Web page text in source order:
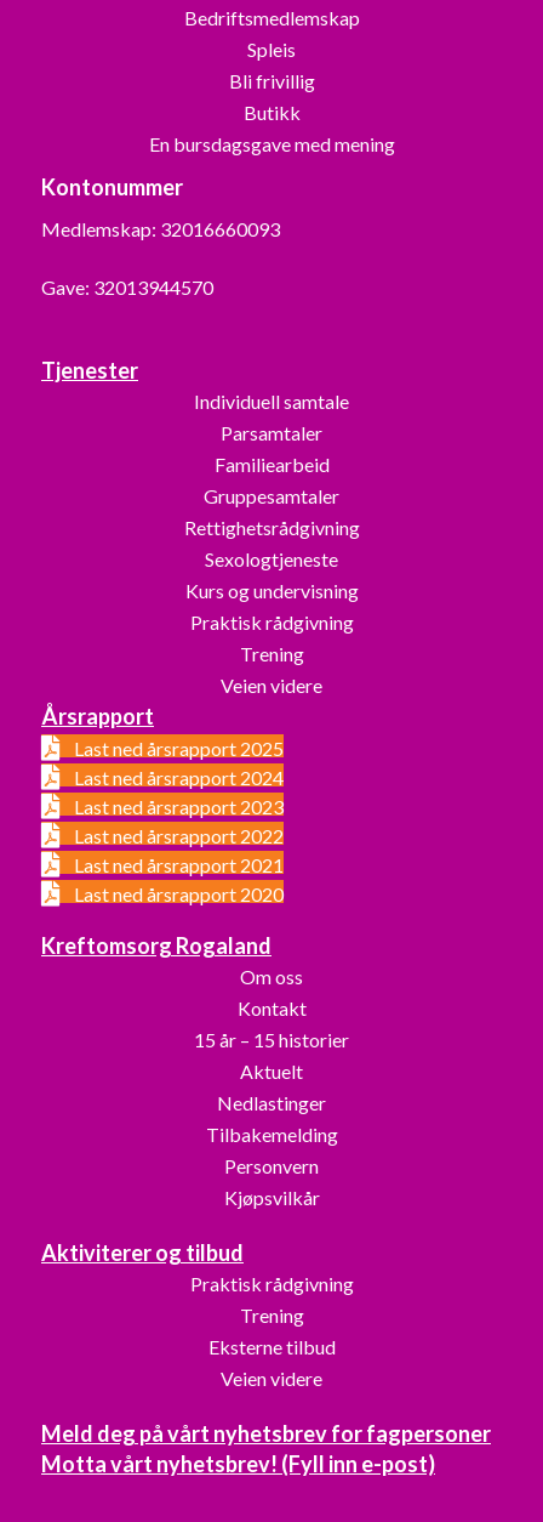
Bedriftsmedlemskap
Spleis
Bli frivillig
Butikk
En bursdagsgave med mening
Kontonummer
Medlemskap: 32016660093
Gave: 32013944570
Tjenester
Individuell samtale
Parsamtaler
Familiearbeid
Gruppesamtaler
Rettighetsrådgivning
Sexologtjeneste
Kurs og undervisning
Praktisk rådgivning
Trening
Veien videre
Årsrapport
Last ned årsrapport 2025
Last ned årsrapport 2024
Last ned årsrapport 2023
Last ned årsrapport 2022
Last ned årsrapport 2021
Last ned årsrapport 2020
Kreftomsorg Rogaland
Om oss
Kontakt
15 år – 15 historier
Aktuelt
Nedlastinger
Tilbakemelding
Personvern
Kjøpsvilkår
Aktiviterer og tilbud
Praktisk rådgivning
Trening
Eksterne tilbud
Veien videre
Meld deg på vårt nyhetsbrev for fagpersoner
Motta vårt nyhetsbrev! (Fyll inn e-post)